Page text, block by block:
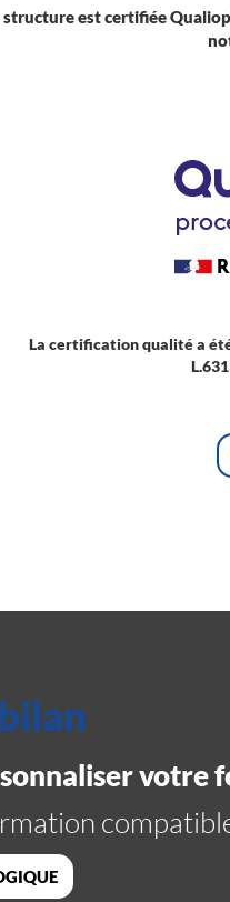
est certifiée
La certification qualité a
votre